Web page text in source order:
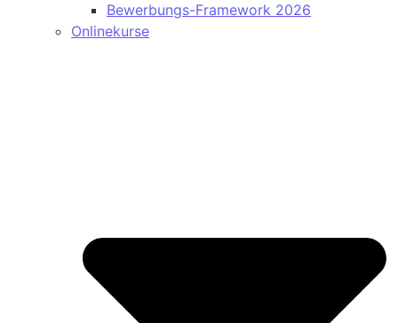
Bewerbungs-Framework 2026
Onlinekurse